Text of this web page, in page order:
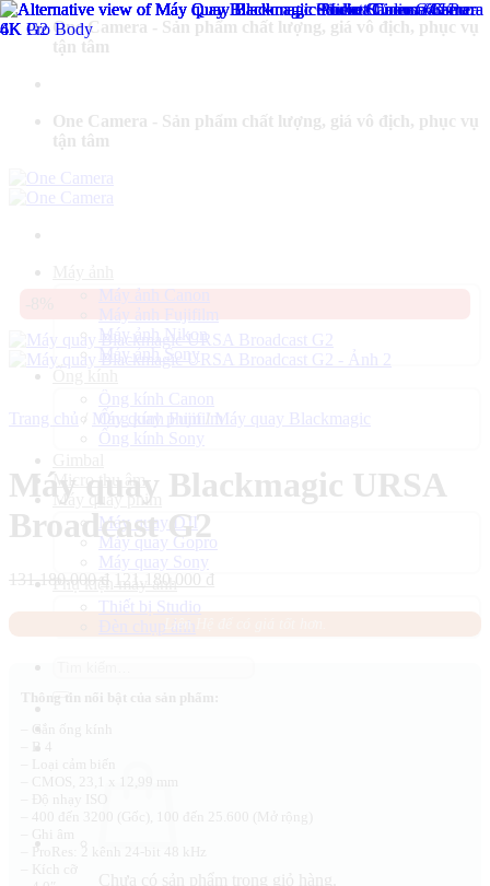
Bỏ
dung
One Camera - Sản phẩm chất lượng, giá vô địch, phục vụ
tận tâm
One Camera - Sản phẩm chất lượng, giá vô địch, phục vụ
tận tâm
Máy ảnh Canon
Máy ảnh Nikon
Máy ảnh Sony
Ống kính Canon
Ống kính Fujifilm
Ống kính Sony
Micro thu âm
Máy quay phim
Máy quay DJI
Máy quay Gopro
Máy quay Sony
Phụ kiện máy ảnh
Thiết bị Studio
Trang chủ / Máy quay phim / Máy quay Blackmagic
Máy quay Blackmagic URSA
Broadcast G2
131.180.000₫
Giá
gốc
là:
131.180.000 ₫.
₫